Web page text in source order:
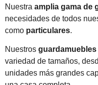
Nuestra amplia gama de
necesidades de todos
como particulares.
Nuestros guardamuebles
variedad de tamaños,
unidades más grandes